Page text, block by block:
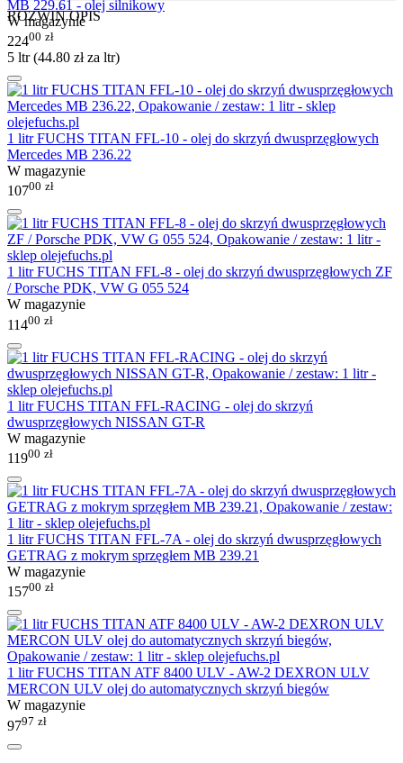
ROZWIŃ OPIS
MB 229.61 - olej silnikowy
W magazynie
22400 zł
5 ltr (44.80 złza ltr)
1 litr FUCHS TITAN FFL-10 - olej do skrzyń dwusprzęgłowych
Mercedes MB 236.22
W magazynie
10700 zł
1 litr FUCHS TITAN FFL-8 - olej do skrzyń dwusprzęgłowych ZF
/ Porsche PDK, VW G 055 524
W magazynie
11400 zł
1 litr FUCHS TITAN FFL-RACING - olej do skrzyń
dwusprzęgłowych NISSAN GT-R
W magazynie
11900 zł
1 litr FUCHS TITAN FFL-7A - olej do skrzyń dwusprzęgłowych
GETRAG z mokrym sprzęgłem MB 239.21
W magazynie
15700 zł
1 litr FUCHS TITAN ATF 8400 ULV - AW-2 DEXRON ULV
MERCON ULV olej do automatycznych skrzyń biegów
W magazynie
9797 zł